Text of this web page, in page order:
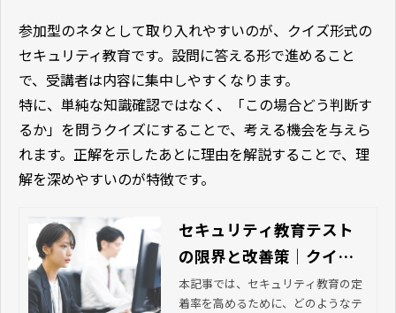
参加型のネタとして取り入れやすいのが、クイズ形式の
セキュリティ教育です。設問に答える形で進めること
で、受講者は内容に集中しやすくなります。
特に、単純な知識確認ではなく、「この場合どう判断す
るか」を問うクイズにすることで、考える機会を与えら
れます。正解を示したあとに理由を解説することで、理
解を深めやすいのが特徴です。
セキュリティ教育テスト
の限界と改善策｜クイズ
から一歩進んだ教育とは
本記事では、セキュリティ教育の定
着率を高めるために、どのようなテ